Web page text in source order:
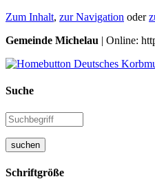
Zum Inhalt, zur Navigation oder
Gemeinde Michelau | Online:
Suche
suchen
Schriftgröße